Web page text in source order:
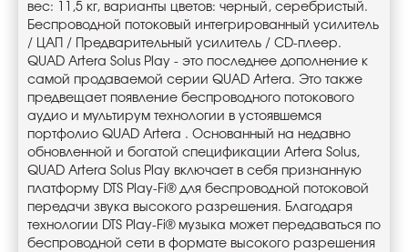
вес: 11,5 кг, варианты цветов: черный, серебристый.
Беспроводной потоковый интегрированный усилитель
/ ЦАП / Предварительный усилитель / CD-плеер.
QUAD Artera Solus Play - это последнее дополнение к
самой продаваемой серии QUAD Artera. Это также
предвещает появление беспроводного потокового
аудио и мультирум технологии в устоявшемся
портфолио QUAD Artera . Основанный на недавно
обновленной и богатой спецификации Artera Solus,
QUAD Artera Solus Play включает в себя признанную
платформу DTS Play-Fi® для беспроводной потоковой
передачи звука высокого разрешения. Благодаря
технологии DTS Play-Fi® музыка может передаваться по
беспроводной сети в формате высокого разрешения